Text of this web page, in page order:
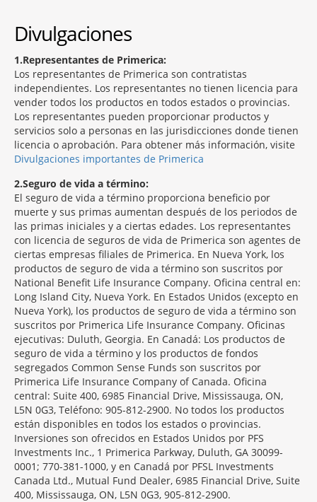
Divulgaciones
1 Representantes de Primerica:
Los representantes de Primerica son contratistas
independientes. Los representantes no tienen licencia para
vender todos los productos en todos estados o provincias.
Los representantes pueden proporcionar productos y
servicios solo a personas en las jurisdicciones donde tienen
licencia o aprobación. Para obtener más información, visite
Divulgaciones importantes de Primerica
2 Seguro de vida a término:
El seguro de vida a término proporciona beneficio por
muerte y sus primas aumentan después de los periodos de
las primas iniciales y a ciertas edades. Los representantes
con licencia de seguros de vida de Primerica son agentes de
ciertas empresas filiales de Primerica. En Nueva York, los
productos de seguro de vida a término son suscritos por
National Benefit Life Insurance Company. Oficina central en:
Long Island City, Nueva York. En Estados Unidos (excepto en
Nueva York), los productos de seguro de vida a término son
suscritos por Primerica Life Insurance Company. Oficinas
ejecutivas: Duluth, Georgia. En Canadá: Los productos de
seguro de vida a término y los productos de fondos
segregados Common Sense Funds son suscritos por
Primerica Life Insurance Company of Canada. Oficina
central: Suite 400, 6985 Financial Drive, Mississauga, ON,
L5N 0G3, Teléfono: 905-812-2900. No todos los productos
están disponibles en todos los estados o provincias.
Inversiones son ofrecidos en Estados Unidos por PFS
Investments Inc., 1 Primerica Parkway, Duluth, GA 30099-
0001; 770-381-1000, y en Canadá por PFSL Investments
Canada Ltd., Mutual Fund Dealer, 6985 Financial Drive, Suite
400, Mississauga, ON, L5N 0G3, 905-812-2900.